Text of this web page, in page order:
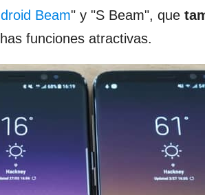
Beam" y "S Beam", que
funciones atractivas.